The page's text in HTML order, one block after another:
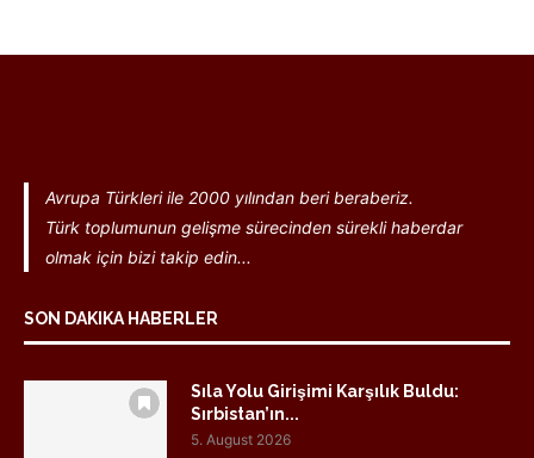
Avrupa Türkleri ile 2000 yılından beri beraberiz.
Türk toplumunun gelişme sürecinden sürekli haberdar
olmak için bizi takip edin...
SON DAKIKA HABERLER
Sıla Yolu Girişimi Karşılık Buldu:
Sırbistan’ın...
5. August 2026